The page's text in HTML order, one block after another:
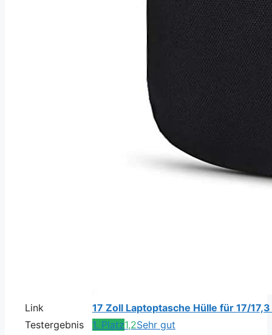
Link
17 Zoll Laptoptasche Hülle für 17/
Testergebnis
1. Platz1,2Sehr gut